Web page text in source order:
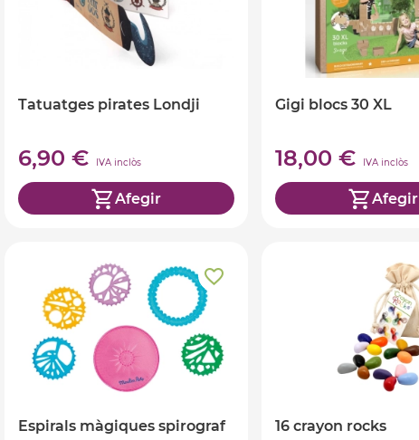
Tatuatges pirates Londji
6,90 € IVA inclòs
Afegir
Gigi blocs 30 XL
18,00 € IVA inclòs
Afegir
Espirals màgiques spirograf 16 crayon rocks